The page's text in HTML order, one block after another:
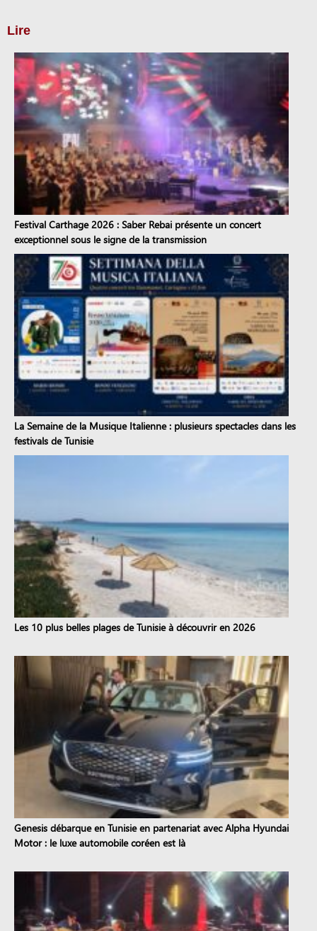
Lire
Festival Carthage 2026 : Saber Rebai présente un concert
exceptionnel sous le signe de la transmission
La Semaine de la Musique Italienne : plusieurs spectacles dans les
festivals de Tunisie
Les 10 plus belles plages de Tunisie à découvrir en 2026
Genesis débarque en Tunisie en partenariat avec Alpha Hyundai
Motor : le luxe automobile coréen est là